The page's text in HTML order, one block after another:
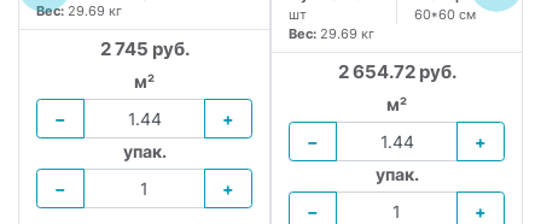
Вес: 29.69 кг
2 745 руб.
м²
−
+
упак.
−
+
шт
60*60 см
Вес: 29.69 кг
2 654.72 руб.
м²
−
+
упак.
−
+